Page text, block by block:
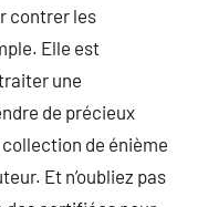
contrer les
Elle est
une
de précieux
de énième
Et n’oubliez pas